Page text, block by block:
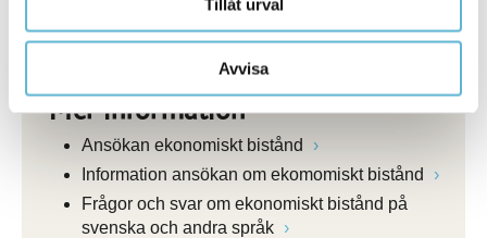
Tillåt urval
Avvisa
Mer information
Ansökan ekonomiskt bistånd
Information ansökan om ekomomiskt bistånd
Frågor och svar om ekonomiskt bistånd på
svenska och andra språk